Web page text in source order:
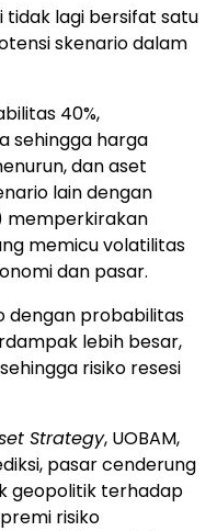
tidak lagi bersifat satu
skenario dalam
40%,
sehingga harga
dan aset
lain dengan
memperkirakan
memicu volatilitas
dan pasar.
dengan probabilitas
lebih besar,
risiko resesi
Strategy, UOBAM,
pasar cenderung
geopolitik terhadap
risiko